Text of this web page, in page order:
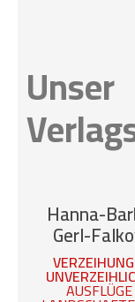
Unser
unserem
Hanna-
Gerl-